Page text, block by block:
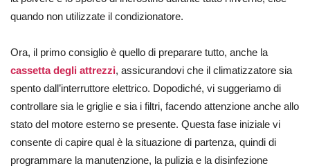
quando non utilizzate il condizionatore.
Ora, il primo consiglio è quello di preparare tutto, anche la
cassetta degli attrezzi, assicurandovi che il climatizzatore sia
spento dall’interruttore elettrico. Dopodiché, vi suggeriamo di
controllare sia le griglie e sia i filtri, facendo attenzione anche allo
stato del motore esterno se presente. Questa fase iniziale vi
consente di capire qual è la situazione di partenza, quindi di
programmare la manutenzione, la pulizia e la disinfezione